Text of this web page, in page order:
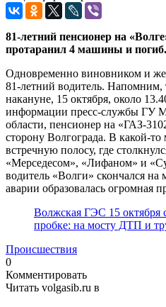
81-летний пенсионер на
протаранил 4 машины и погиб.
Одновременно виновником и
81-летний водитель. Напомним,
накануне, 15 октября, около
информации пресс-службы ГУ
области, пенсионер на «ГАЗ-
сторону Волгограда. В какой-
встречную полосу, где
«Мерседесом», «Лифаном» и
водитель «Волги» скончался на
аварии образовалась огромная
Волжская ГЭС 15 октября
пробке: на мосту ДТП и
Происшествия
0
Комментировать
Читать volgasib.ru в